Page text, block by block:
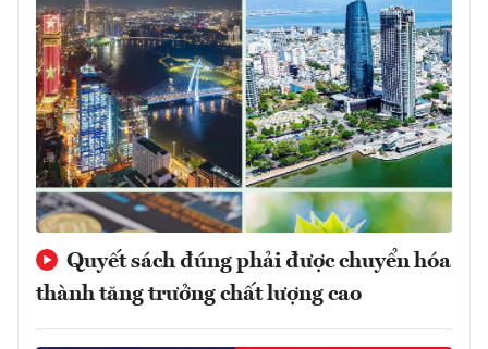
Quyết sách đúng phải được chuyển hóa
thành tăng trưởng chất lượng cao